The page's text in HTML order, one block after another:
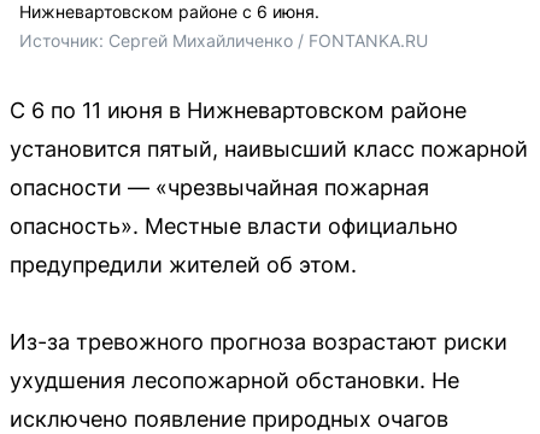
Нижневартовском районе с 6 июня.
Источник: Сергей Михайличенко / FONTANKA.RU
С 6 по 11 июня в Нижневартовском районе
установится пятый, наивысший класс пожарной
опасности — «чрезвычайная пожарная
опасность». Местные власти официально
предупредили жителей об этом.
Из-за тревожного прогноза возрастают риски
ухудшения лесопожарной обстановки. Не
исключено появление природных очагов